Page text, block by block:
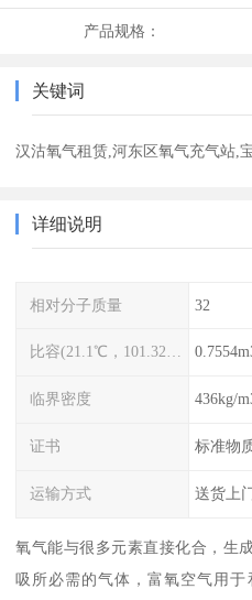
产品规格：
关键词
汉沽氧气租赁,河东区氧气充气站,
详细说明
相对分子质量 32
比容(21.1℃，101.325kPa)
临界密度 436kg/
证书 标准物
运输方式 送货上
氧气能与很多元素直接化合，生
吸所必需的气体，富氧空气用